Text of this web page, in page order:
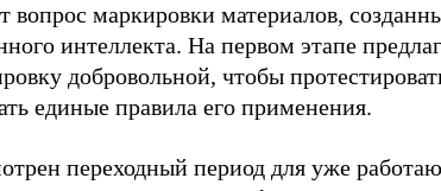
вопрос маркировки материалов,
интеллекта. На первом этапе
добровольной, чтобы
единые правила его применения.
переходный период для уже